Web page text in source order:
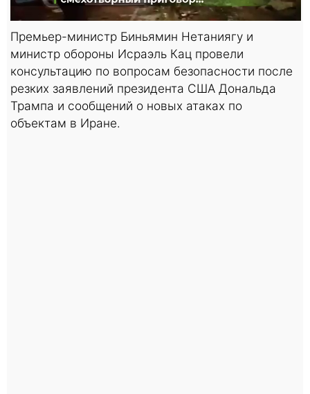
Премьер-министр Биньямин Нетаниягу и
министр обороны Исраэль Кац провели
консультацию по вопросам безопасности после
резких заявлений президента США Дональда
Трампа и сообщений о новых атаках по
объектам в Иране.